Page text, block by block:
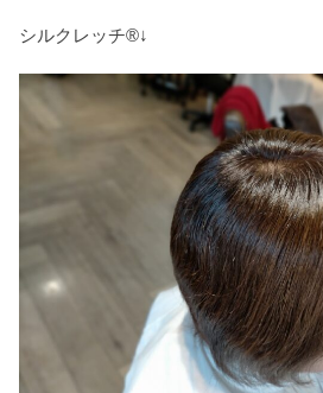
シルクレッチ®↓